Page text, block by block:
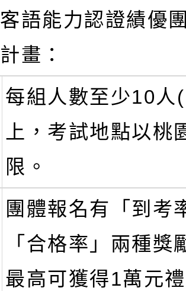
客語能力認證績優
計畫：
每組人數至少10人
上，考試地點以桃
限。
團體報名有「到考
「合格率」兩種獎
最高可獲得1萬元